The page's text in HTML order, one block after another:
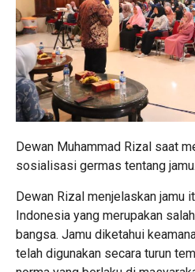
Dewan Muhammad Rizal saat
sosialisasi germas tentang jamu.
Dewan Rizal menjelaskan jamu
Indonesia yang merupakan
bangsa. Jamu diketahui
telah digunakan secara turun